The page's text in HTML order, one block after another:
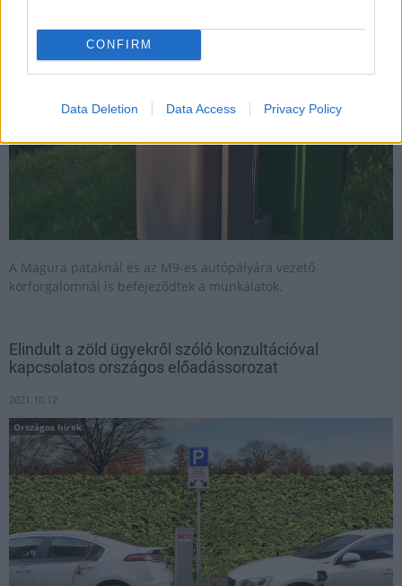
CONFIRM
Data Deletion Data Access Privacy Policy
A Magura pataknál és az M9-es autópályára vezető
körforgalomnál is befejeződtek a munkálatok.
Elindult a zöld ügyekről szóló konzultációval
kapcsolatos országos előadássorozat
2021.10.12
Országos hírek